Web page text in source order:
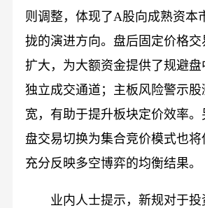
则调整，体现了A股向成熟资本
拢的演进方向。盘后固定价格交
扩大，为大额资金提供了规避盘
独立成交通道；主板风险警示
宽，有助于提升板块定价效率
盘交易切换为集合竞价模式也
充分反映多空博弈的均衡结果。
业内人士提示，新规对于